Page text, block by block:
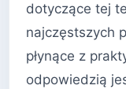
dotyczące tej
najczęstszych
płynące z
odpowiedzią